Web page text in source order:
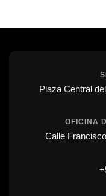
Plaza Central
OFICINA
Calle